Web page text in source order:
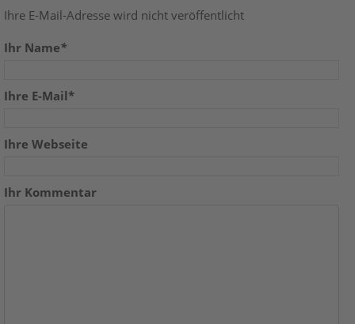
Ihre E-Mail-Adresse wird nicht veröffentlicht
Ihr Name*
Ihre E-Mail*
Ihre Webseite
Ihr Kommentar